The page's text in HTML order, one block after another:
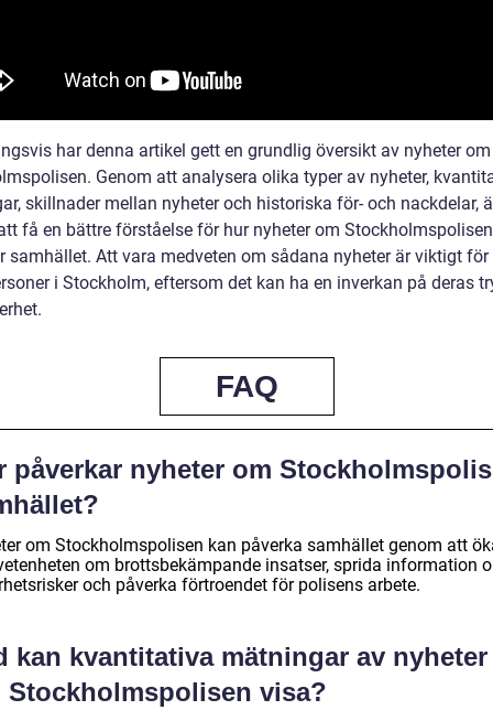
har denna artikel gett en grundlig översikt av nyheter om
Genom att analysera olika typer av nyheter,
skillnader mellan nyheter och historiska för- och nackdelar,
få en bättre förståelse för hur nyheter om Stockholmspolisen
samhället. Att vara medveten om sådana nyheter är viktigt
i Stockholm, eftersom det kan ha en inverkan på deras
FAQ
påverkar nyheter om
om Stockholmspolisen kan påverka samhället genom att
om brottsbekämpande insatser, sprida information
och påverka förtroendet för polisens arbete.
kan kvantitativa mätningar av nyheter
Stockholmspolisen visa?